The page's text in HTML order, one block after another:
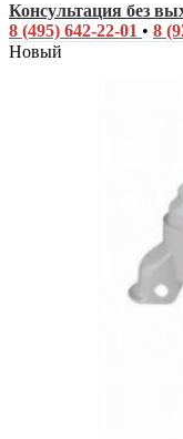
Консультация без
8 (495) 642-22-01 • 8
Новый